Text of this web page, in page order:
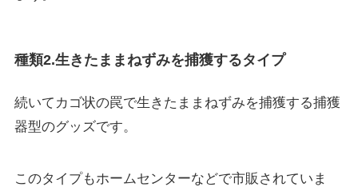
種類2.生きたままねずみを捕獲するタイプ
続いてカゴ状の罠で生きたままねずみを捕獲する捕獲
器型のグッズです。
このタイプもホームセンターなどで市販されていま